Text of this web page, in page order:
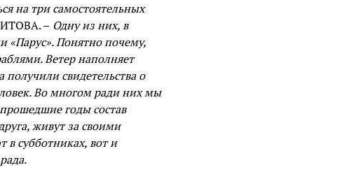
на три самостоятельных
– Одну из них, в
«Парус». Понятно почему,
Ветер наполняет
свидетельства о
Во многом ради них мы
годы состав
живут за своими
в субботниках, вот и